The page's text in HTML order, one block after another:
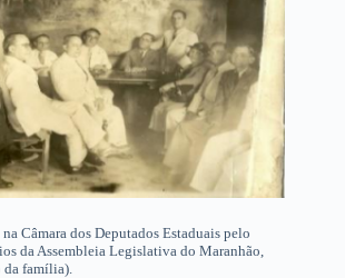
Câmara dos Deputados Estaduais pelo
da Assembleia Legislativa do Maranhão,
família).